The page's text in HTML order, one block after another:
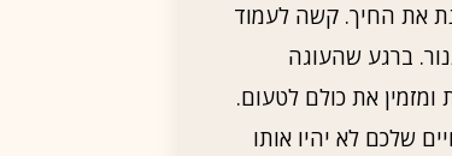
את החיך. קשה לעמוד
ברגע שהעוגה
את כולם לטעום.
שלכם לא יהיו אותו